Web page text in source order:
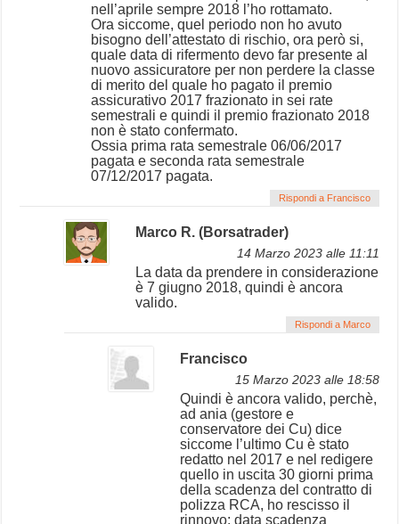
nell’aprile sempre 2018 l’ho rottamato.
Ora siccome, quel periodo non ho avuto
bisogno dell’attestato di rischio, ora però si,
quale data di rifermento devo far presente al
nuovo assicuratore per non perdere la classe
di merito del quale ho pagato il premio
assicurativo 2017 frazionato in sei rate
semestrali e quindi il premio frazionato 2018
non è stato confermato.
Ossia prima rata semestrale 06/06/2017
pagata e seconda rata semestrale
07/12/2017 pagata.
Rispondi a Francisco
Marco R. (Borsatrader)
14 Marzo 2023 alle 11:11
La data da prendere in considerazione
è 7 giugno 2018, quindi è ancora
valido.
Rispondi a Marco
Francisco
15 Marzo 2023 alle 18:58
Quindi è ancora valido, perchè,
ad ania (gestore e
conservatore dei Cu) dice
siccome l’ultimo Cu è stato
redatto nel 2017 e nel redigere
quello in uscita 30 giorni prima
della scadenza del contratto di
polizza RCA, ho rescisso il
rinnovo; data scadenza